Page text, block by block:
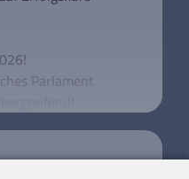
Parlament
Rathaus
Urban